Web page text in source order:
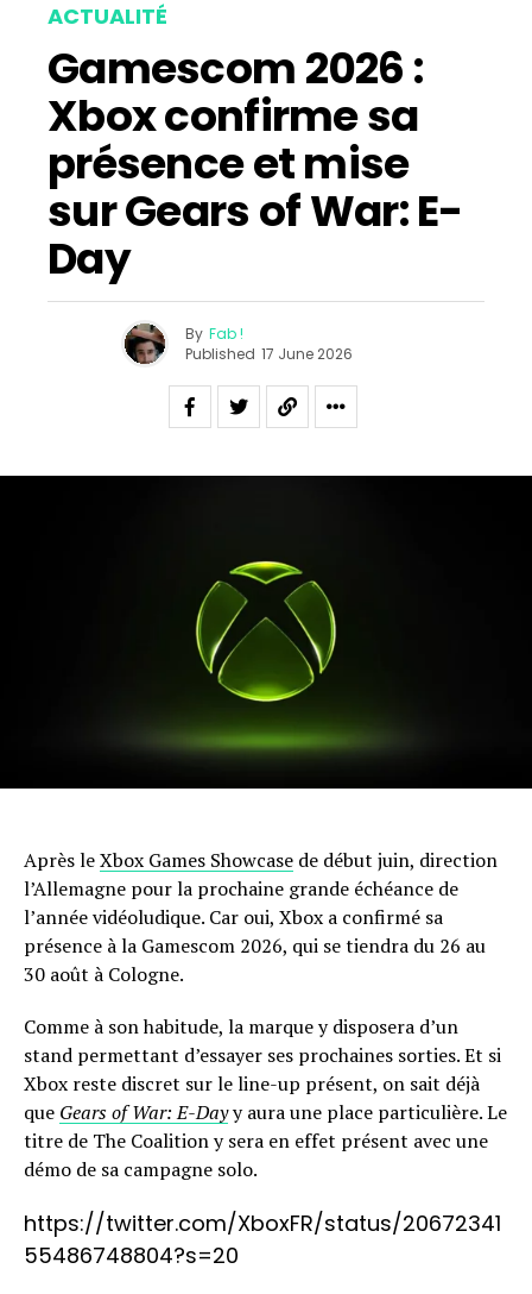
ACTUALITÉ
Gamescom 2026 :
Xbox confirme sa
présence et mise
sur Gears of War: E-
Day
By Fab !
Published 17 June 2026
Après leXbox Games Showcase de début juin, direction
l’Allemagne pour la prochaine grande échéance de
l’année vidéoludique. Car oui, Xbox a confirmé sa
présence à la Gamescom 2026, qui se tiendra du 26 au
30 août à Cologne.
Comme à son habitude, la marque y disposera d’un
stand permettant d’essayer ses prochaines sorties. Et si
Xbox reste discret sur le line-up présent, on sait déjà
que Gears of War: E-Dayy aura une place particulière. Le
titre de The Coalition y sera en effet présent avec une
démo de sa campagne solo.
https://twitter.com/XboxFR/status/20672341
55486748804?s=20